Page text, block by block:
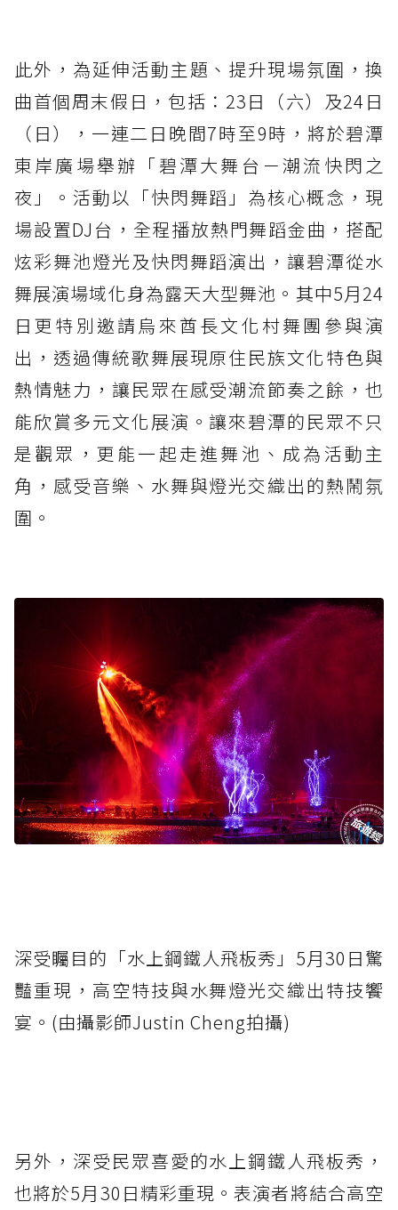
此外，為延伸活動主題、提升現場氛圍，換
曲首個周末假日，包括：23日（六）及24日
（日），一連二日晚間7時至9時，將於碧潭
東岸廣場舉辦「碧潭大舞台－潮流快閃之
夜」。活動以「快閃舞蹈」為核心概念，現
場設置DJ台，全程播放熱門舞蹈金曲，搭配
炫彩舞池燈光及快閃舞蹈演出，讓碧潭從水
舞展演場域化身為露天大型舞池。其中5月24
日更特別邀請烏來酋長文化村舞團參與演
出，透過傳統歌舞展現原住民族文化特色與
熱情魅力，讓民眾在感受潮流節奏之餘，也
能欣賞多元文化展演。讓來碧潭的民眾不只
是觀眾，更能一起走進舞池、成為活動主
角，感受音樂、水舞與燈光交織出的熱鬧氛
圍。
深受矚目的「水上鋼鐵人飛板秀」5月30日驚
豔重現，高空特技與水舞燈光交織出特技饗
宴。(由攝影師Justin Cheng拍攝)
另外，深受民眾喜愛的水上鋼鐵人飛板秀，
也將於5月30日精彩重現。表演者將結合高空